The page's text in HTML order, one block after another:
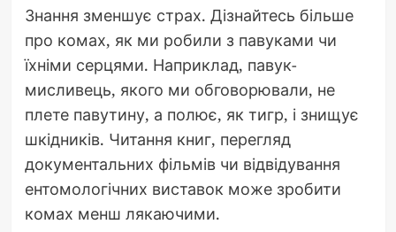
Знання зменшує страх. Дізнайтесь більше
про комах, як ми робили з павуками чи
їхніми серцями. Наприклад, павук-
мисливець, якого ми обговорювали, не
плете павутину, а полює, як тигр, і знищує
шкідників. Читання книг, перегляд
документальних фільмів чи відвідування
ентомологічних виставок може зробити
комах менш лякаючими.